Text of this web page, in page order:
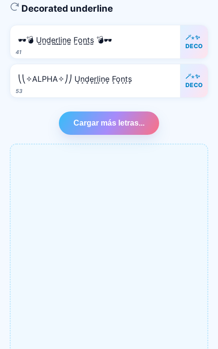
Decorated underline
41
🕶️💣 U̺n̺d̺e̺r̺l̺i̺n̺e̺ F̺o̺n̺t̺s̺ 💣🕶️
🪄⋆✨
DECO
53
⎝⎝✧ALPHA✧⎠⎠ U͙n͙d͙e͙r͙l͙i͙n͙e͙ F͙o͙n͙t͙s͙
🪄⋆✨
DECO
Cargar más letras...